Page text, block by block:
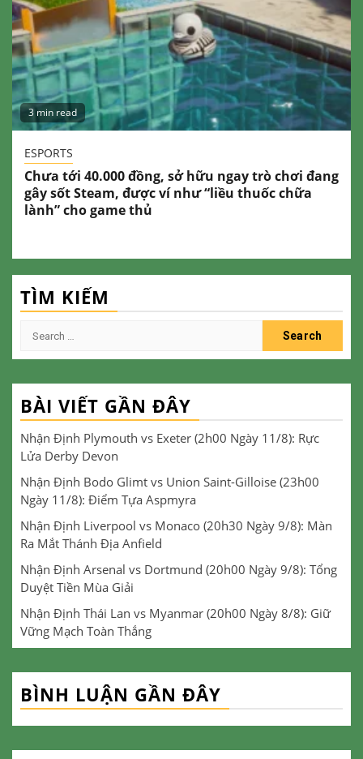
3 min read
ESPORTS
Chưa tới 40.000 đồng, sở hữu ngay trò chơi đang
gây sốt Steam, được ví như “liều thuốc chữa
lành” cho game thủ
TÌM KIẾM
Search
BÀI VIẾT GẦN ĐÂY
Nhận Định Plymouth vs Exeter (2h00 Ngày 11/8): Rực
Lửa Derby Devon
Nhận Định Bodo Glimt vs Union Saint-Gilloise (23h00
Ngày 11/8): Điểm Tựa Aspmyra
Nhận Định Liverpool vs Monaco (20h30 Ngày 9/8): Màn
Ra Mắt Thánh Địa Anfield
Nhận Định Arsenal vs Dortmund (20h00 Ngày 9/8): Tổng
Duyệt Tiền Mùa Giải
Nhận Định Thái Lan vs Myanmar (20h00 Ngày 8/8): Giữ
Vững Mạch Toàn Thắng
BÌNH LUẬN GẦN ĐÂY